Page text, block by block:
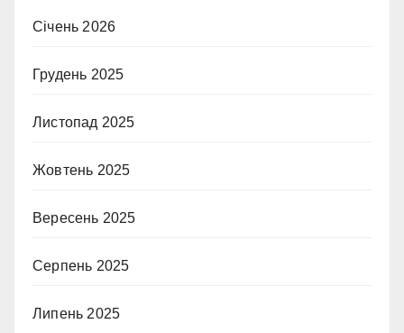
Січень 2026
Грудень 2025
Листопад 2025
Жовтень 2025
Вересень 2025
Серпень 2025
Липень 2025